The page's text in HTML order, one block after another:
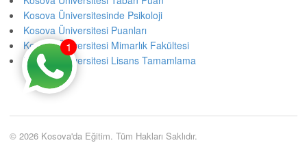
Kosova Üniversitesinde Psikoloji
Kosova Üniversitesi Puanları
Kosova Üniversitesi Mimarlık Fakültesi
Kosova Üniversitesi Lisans Tamamlama
© 2026 Kosova'da Eğitim. Tüm Hakları Saklıdır.
1